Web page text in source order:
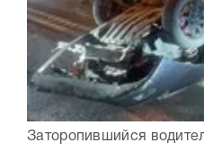
Заторопившийся